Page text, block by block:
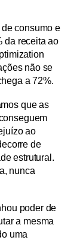
consumo e
da receita ao
não se
a 72%.
que as
ao
de
estrutural.
nunca
poder de
a mesma
uma